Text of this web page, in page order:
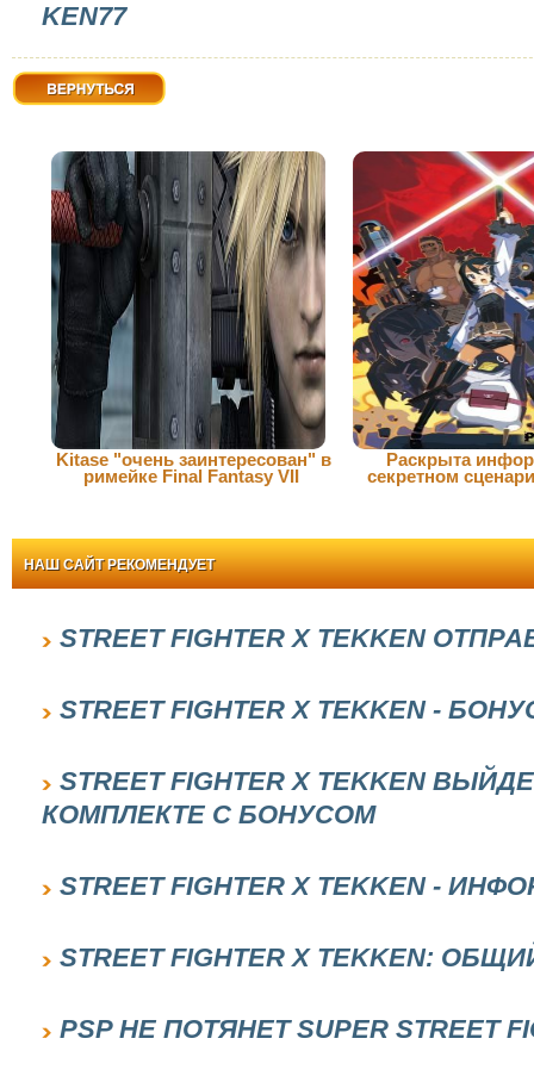
KEN77
Kitase "очень заинтересован" в
римейке Final Fantasy VII
Раскрыта
секретном
НАШ САЙТ РЕКОМЕНДУЕТ
STREET FIGHTER X TEKKEN
STREET FIGHTER X TEKKEN -
STREET FIGHTER X TEKKEN
КОМПЛЕКТЕ С БОНУСОМ
STREET FIGHTER X TEKKEN -
STREET FIGHTER X TEKKEN:
PSP НЕ ПОТЯНЕТ SUPER STREET